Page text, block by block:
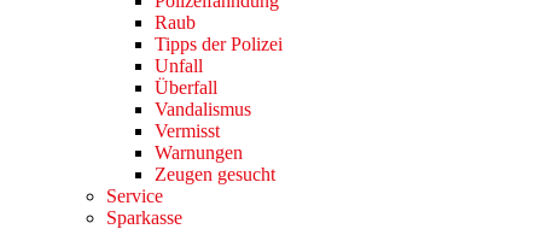
Raub
Tipps der Polizei
Unfall
Überfall
Vandalismus
Vermisst
Warnungen
Zeugen gesucht
Service
Sparkasse